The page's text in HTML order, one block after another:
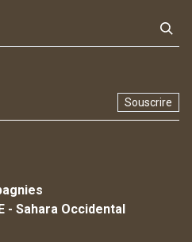
Souscrire
- Sahara Occidental